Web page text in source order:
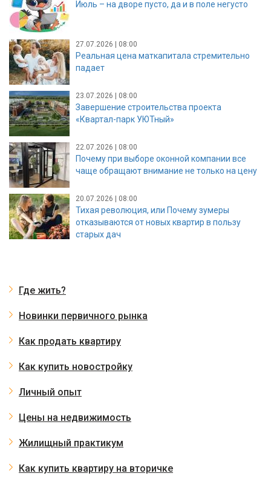
Июль – на дворе пусто, да и в поле негусто
27.07.2026 | 08:00
Реальная цена маткапитала стремительно
падает
23.07.2026 | 08:00
Завершение строительства проекта
«Квартал-парк УЮТный»
22.07.2026 | 08:00
Почему при выборе оконной компании все
чаще обращают внимание не только на цену
20.07.2026 | 08:00
Тихая революция, или Почему зумеры
отказываются от новых квартир в пользу
старых дач
Где жить?
Новинки первичного рынка
Как продать квартиру
Как купить новостройку
Личный опыт
Цены на недвижимость
Жилищный практикум
Как купить квартиру на вторичке